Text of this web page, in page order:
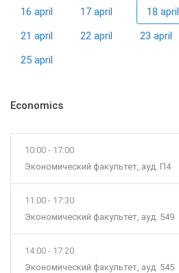
16 april
17 april 18 april
21 april
22 april 23 april
25 april
Economics
10:00 - 17:00
Экономический факультет, ауд. П4
11:00 - 17:30
Экономический факультет, ауд. 549
14:00 - 17:20
Экономический факультет, ауд. 545